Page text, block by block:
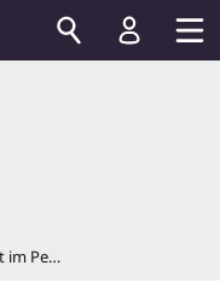
Halbgötter mit Flaumbart im Percy Jackson Trailer